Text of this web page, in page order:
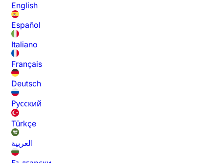
English
Español
Italiano
Français
Deutsch
Русский
Türkçe
العربية